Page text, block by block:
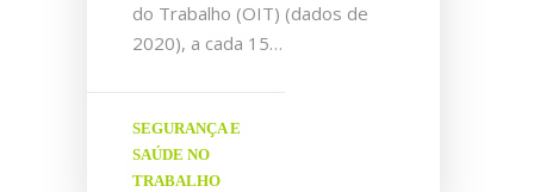
do Trabalho (OIT) (dados de
2020), a cada 15…
SEGURANÇA E
SAÚDE NO
TRABALHO